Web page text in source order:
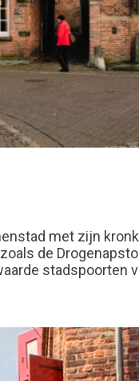
met zijn
de
stadspoorten